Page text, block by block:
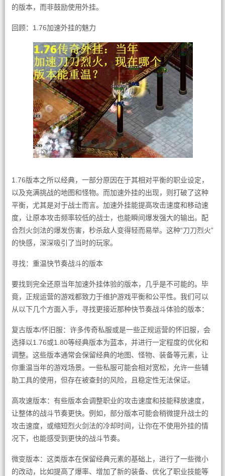
的版本，而非鼓励使用外挂。
回顾：1.76加速外挂的魅力
1.76版本之所以经典，一部分原因在于其相对平衡的职业设定，
以及充满挑战的地图和怪物。而加速外挂的出现，则打破了这种
平衡，尤其是对于战士而言。加速外挂能提高攻击速度和移动速
度，让原本攻击频率较低的战士，也能瞬间爆发强大的输出。配
合烈火剑法的爆发伤害，秒杀敌人变得轻而易举。这种“刀刀烈火”
的快感，深深吸引了当时的玩家。
寻找：重温快节奏战斗的版本
要找到完全还原当年加速外挂体验的版本，几乎是不可能的。毕
竟，正规运营的游戏都致力于维护游戏平衡和公平性。我们可以
从以下几个方面入手，寻找更接近那种快节奏战斗体验的版本：
复古版本/怀旧服：许多传奇私服或是一些正规运营的怀旧服，会
选择以1.76或1.80等经典版本为蓝本，并进行一定程度的优化和
调整。这些版本通常会保留经典的地图、怪物、装备等元素，让
你重温当年的游戏场景。一些私服可能会相对宽松，允许一些辅
助工具的使用，但存在被查封的风险，且稳定性无法保证。
高攻速版本：有些版本会调整职业的攻击速度和技能释放速度，
让整体的战斗节奏更快。例如，部分版本可能会稍微提升战士的
攻击速度，或缩短烈火剑法的冷却时间，让你在不使用外挂的情
况下，也能感受到更快的战斗节奏。
微变版本：这类版本在保留经典元素的基础上，进行了一些微小
的改动，比如提高了爆率、增加了新的装备、优化了职业技能等